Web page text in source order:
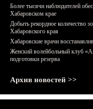
Более тысячи наблюдателей
Хабаровском крае
Добыть рекордное количество
Хабаровского края
Хабаровские врачи
Женский волейбольный клуб
подготовки резерва
Архив новостей >>